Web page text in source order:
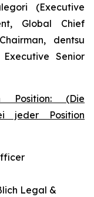
(Executive
Global Chief
dentsu
Senior
Position: (Die
jeder Position
Legal &